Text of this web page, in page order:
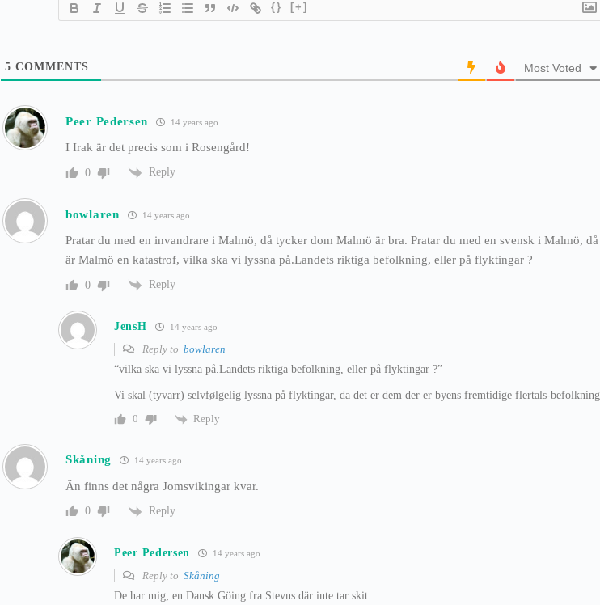
{} [+]
5 COMMENTS Most Voted
Peer Pedersen 14 years ago
I Irak är det precis som i Rosengård!
0 Reply
bowlaren 14 years ago
Pratar du med en invandrare i Malmö, då tycker dom Malmö är bra. Pratar du med en svensk i Malmö, då
är Malmö en katastrof, vilka ska vi lyssna på.Landets riktiga befolkning, eller på flyktingar ?
0 Reply
JensH 14 years ago
Reply to bowlaren
“vilka ska vi lyssna på.Landets riktiga befolkning, eller på flyktingar ?”
Vi skal (tyvarr) selvfølgelig lyssna på flyktingar, da det er dem der er byens fremtidige flertals-befolkning.
0
Reply
Skåning 14 years ago
Än finns det några Jomsvikingar kvar.
0 Reply
Peer Pedersen 14 years ago
Reply to Skåning
De har mig; en Dansk Göing fra Stevns där inte tar skit….